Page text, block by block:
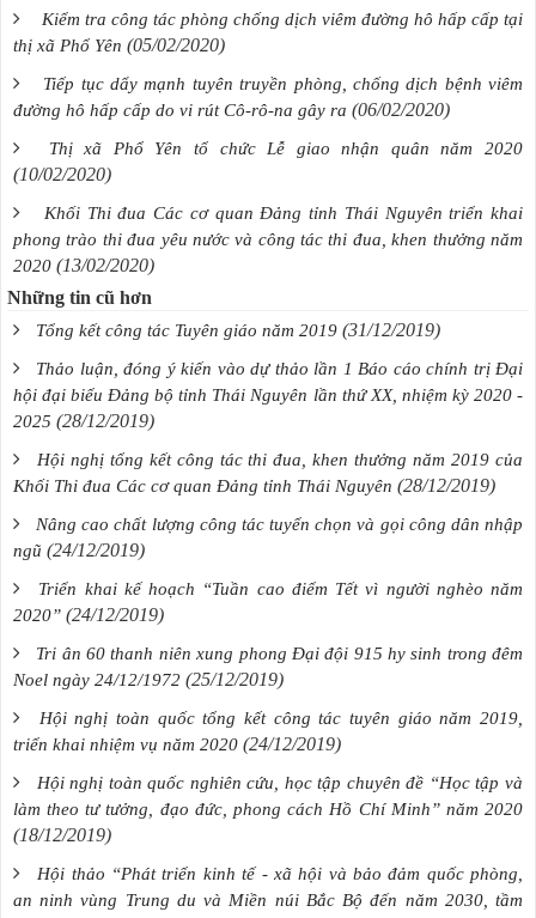
Kiểm tra công tác phòng chống dịch viêm đường hô hấp cấp tại
thị xã Phổ Yên (05/02/2020)
Tiếp tục dẩy mạnh tuyên truyền phòng, chống dịch bệnh viêm
đường hô hấp cấp do vi rút Cô-rô-na gây ra (06/02/2020)
Thị xã Phổ Yên tổ chức Lễ giao nhận quân năm 2020
(10/02/2020)
Khối Thi đua Các cơ quan Đảng tỉnh Thái Nguyên triển khai
phong trào thi đua yêu nước và công tác thi đua, khen thưởng năm
2020 (13/02/2020)
Những tin cũ hơn
Tổng kết công tác Tuyên giáo năm 2019 (31/12/2019)
Thảo luận, đóng ý kiến vào dự thảo lần 1 Báo cáo chính trị Đại
hội đại biểu Đảng bộ tỉnh Thái Nguyên lần thứ XX, nhiệm kỳ 2020 -
2025 (28/12/2019)
Hội nghị tổng kết công tác thi đua, khen thưởng năm 2019 của
Khối Thi đua Các cơ quan Đảng tỉnh Thái Nguyên (28/12/2019)
Nâng cao chất lượng công tác tuyển chọn và gọi công dân nhập
ngũ (24/12/2019)
Triển khai kế hoạch “Tuần cao điểm Tết vì người nghèo năm
2020” (24/12/2019)
Tri ân 60 thanh niên xung phong Đại đội 915 hy sinh trong đêm
Noel ngày 24/12/1972 (25/12/2019)
Hội nghị toàn quốc tổng kết công tác tuyên giáo năm 2019,
triển khai nhiệm vụ năm 2020 (24/12/2019)
Hội nghị toàn quốc nghiên cứu, học tập chuyên đề “Học tập và
làm theo tư tưởng, đạo đức, phong cách Hồ Chí Minh” năm 2020
(18/12/2019)
Hội thảo “Phát triển kinh tế - xã hội và bảo đảm quốc phòng,
an ninh vùng Trung du và Miền núi Bắc Bộ đến năm 2030, tầm